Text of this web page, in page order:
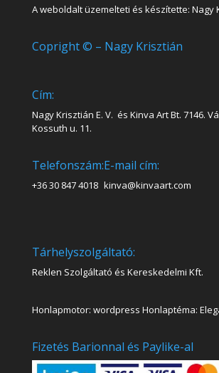
A weboldalt üzemelteti és készítette: Nagy
Copright © – Nagy Krisztián
Cím:
Nagy Krisztián E. V. és Kinva Art Bt. 7146.
Kossuth u. 11.
Telefonszám:
+36 30 847 4018
E-mail cím:
kinva@kinvaart.com
Tárhelyszolgáltató:
Reklen Szolgáltató és Kereskedelmi Kft.
Honlapmotor: wordpress Honlaptéma:
Fizetés Barionnal és Paylike-al